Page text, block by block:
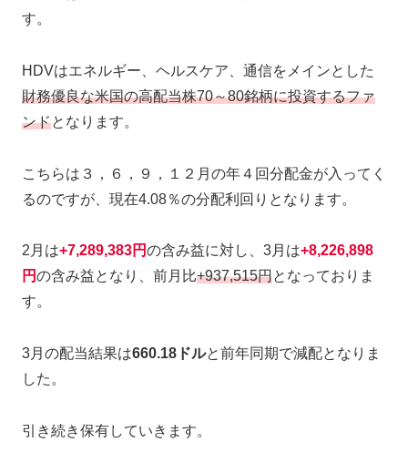
す。
HDVはエネルギー、ヘルスケア、通信をメインとした
財務優良な米国の高配当株70～80銘柄に投資するファ
ンドとなります。
こちらは３，６，９，１２月の年４回分配金が入ってく
るのですが、現在4.08％の分配利回りとなります。
2月は+7,289,383円の含み益に対し、3月は+8,226,898
円の含み益となり、前月比+937,515円となっておりま
す。
3月の配当結果は660.18ドルと前年同期で減配となりま
した。
引き続き保有していきます。